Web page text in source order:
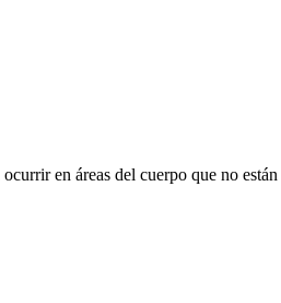
en áreas del cuerpo que no